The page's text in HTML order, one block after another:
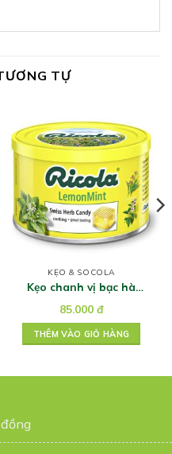
TỰ
KẸO & SOCOLA
Kẹo chanh vị bạc hà
100g
85.000 đ
THÊM VÀO GIỎ HÀNG